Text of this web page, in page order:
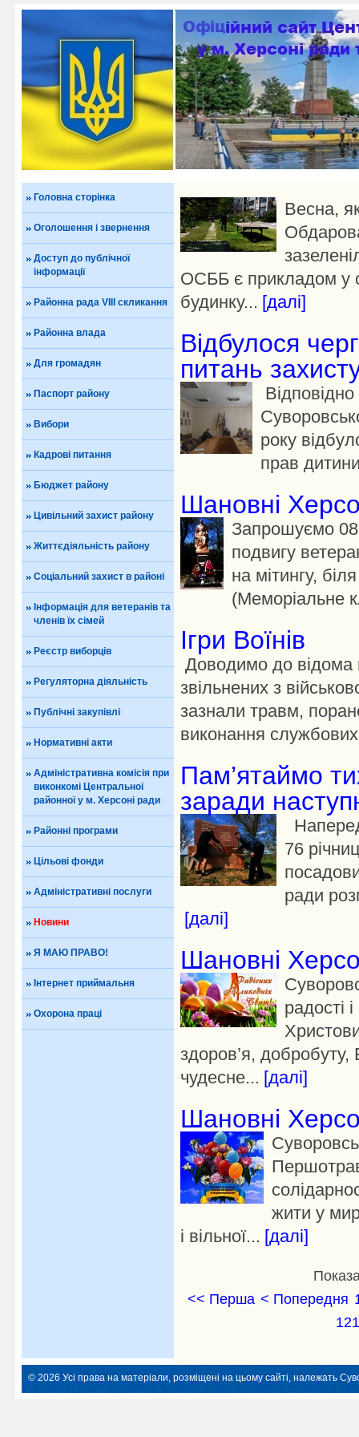
Головна сторінка
Оголошення і звернення
Доступ до публічної
інформації
Районна рада VIII скликання
Районна влада
Для громадян
Паспорт району
Вибори
Кадрові питання
Бюджет району
Цивільний захист району
Життєдіяльність району
Соціальний захист в районі
Інформація для ветеранів та
членів їх сімей
Реєстр виборців
Регуляторна діяльність
Публічні закупівлі
Нормативні акти
Адміністративна комісія при
виконкомі Центральної
районної у м. Херсоні ради
Районні програми
Цільові фонди
Адміністративні послуги
Новини
Я МАЮ ПРАВО!
Інтернет приймальня
Охорона праці
Весна,
ОСББ є прикладом у
будинку... [далі]
Відбулося
питань
року
прав
Шановні
Запрошуємо 08
подвигу
на мітингу,
(Меморіальне
Ігри Воїнів
Доводимо до відома
звільнених з
зазнали травм,
виконання
Пам’ятаймо
заради
76
ради
[далі]
Шановні
радості
здоров’я, добробуту,
чудесне... [далі]
Шановні
жити у
і вільної... [далі]
<< Перша < Попередня
© 2026 Усі права на матеріали, розміщені на цьому сайті, належать